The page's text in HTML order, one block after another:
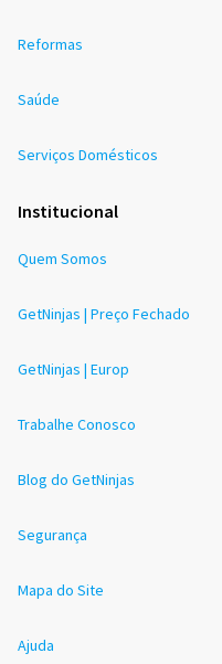
Reformas
Saúde
Serviços Domésticos
Institucional
Quem Somos
GetNinjas | Preço Fechado
GetNinjas | Europ
Trabalhe Conosco
Blog do GetNinjas
Segurança
Mapa do Site
Ajuda